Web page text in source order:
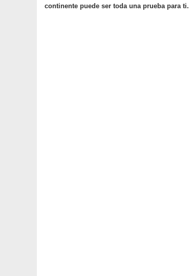
continente puede ser toda una prueba para ti.